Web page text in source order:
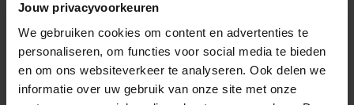
Jouw privacyvoorkeuren
We gebruiken cookies om content en advertenties te
personaliseren, om functies voor social media te bieden
en om ons websiteverkeer te analyseren. Ook delen we
informatie over uw gebruik van onze site met onze